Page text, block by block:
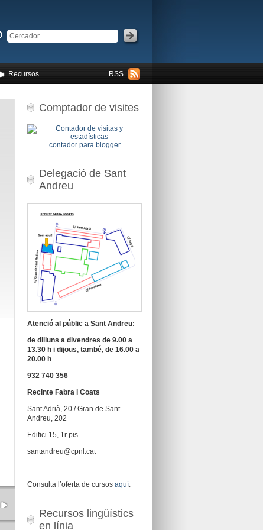
RSS
Recursos
Comptador de visites
contador para blogger
Delegació de Sant
Andreu
Atenció al públic a Sant Andreu:
de dilluns a divendres de 9.00 a
13.30 h i dijous, també, de 16.00 a
20.00 h
932 740 356
Recinte Fabra i Coats
Sant Adrià, 20 / Gran de Sant
Andreu, 202
Edifici 15, 1r pis
santandreu@cpnl.cat
Consulta l’oferta de cursos aquí.
Recursos lingüístics
en línia